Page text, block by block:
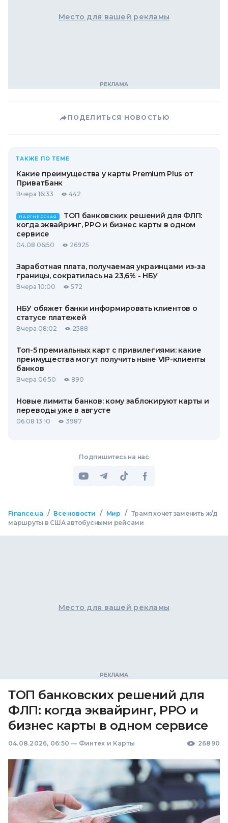
Место для вашей рекламы
ПОДЕЛИТЬСЯ НОВОСТЬЮ
ТАКЖЕ ПО ТЕМЕ
Какие преимущества у карты Premium Plus от
ПриватБанк
Вчера 16:33 442
ПАРТНЕРСКАЯ
ТОП банковских решений для ФЛП:
когда эквайринг, РРО и бизнес карты в одном
сервисе
04.08 06:50 26925
Заработная плата, получаемая украинцами из-за
границы, сократилась на 23,6% - НБУ
Вчера 10:00 572
НБУ обяжет банки информировать клиентов о
статусе платежей
Вчера 08:02 2588
Топ-5 премиальных карт с привилегиями: какие
преимущества могут получить ныне VIP-клиенты
банков
Вчера 06:50 890
Новые лимиты банков: кому заблокируют карты и
переводы уже в августе
06.08 13:10 3987
Подпишитесь на нас
Finance.ua / Все новости / Мир / Трамп хочет заменить ж/д
маршруты в США автобусными рейсами
Место для вашей рекламы
ТОП банковских решений для
ФЛП: когда эквайринг, РРО и
бизнес карты в одном сервисе
04.08.2026, 06:50 — Финтех и Карты 26890